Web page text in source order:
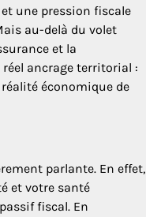
une pression fiscale
au-delà du volet
et la
ancrage territorial :
économique de
parlante. En effet,
et votre santé
fiscal. En